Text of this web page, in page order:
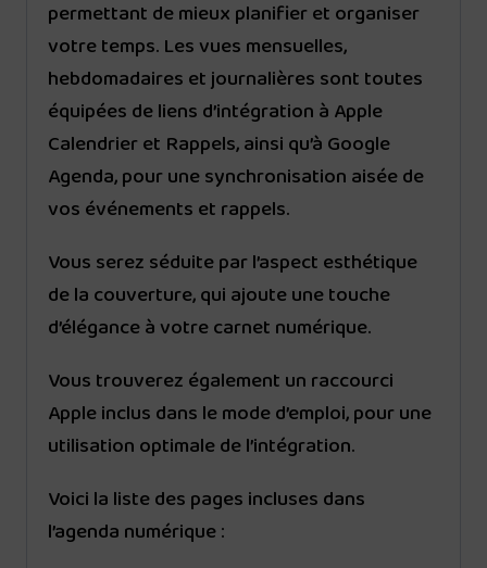
permettant de mieux planifier et organiser
votre temps. Les vues mensuelles,
hebdomadaires et journalières sont toutes
équipées de liens d’intégration à Apple
Calendrier et Rappels, ainsi qu’à Google
Agenda, pour une synchronisation aisée de
vos événements et rappels.
Vous serez séduite par l’aspect esthétique
de la couverture, qui ajoute une touche
d’élégance à votre carnet numérique.
Vous trouverez également un raccourci
Apple inclus dans le mode d’emploi, pour une
utilisation optimale de l’intégration.
Voici la liste des pages incluses dans
l’agenda numérique :